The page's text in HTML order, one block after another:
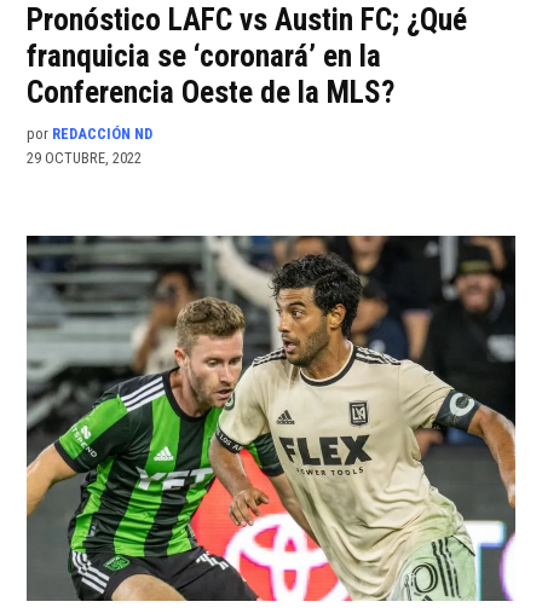
Pronóstico LAFC vs Austin FC; ¿Qué
franquicia se ‘coronará’ en la
Conferencia Oeste de la MLS?
por REDACCIÓN ND
29 OCTUBRE, 2022